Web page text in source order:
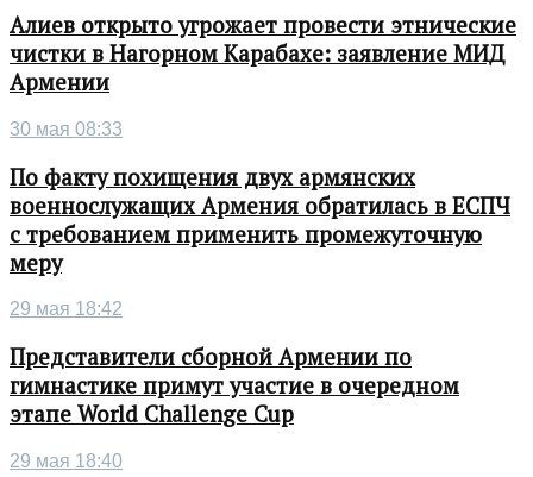
Алиев открыто угрожает провести этнические
чистки в Нагорном Карабахе: заявление МИД
Армении
30 мая 08:33
По факту похищения двух армянских
военнослужащих Армения обратилась в ЕСПЧ
с требованием применить промежуточную
меру
29 мая 18:42
Представители сборной Армении по
гимнастике примут участие в очередном
этапе World Challenge Cup
29 мая 18:40